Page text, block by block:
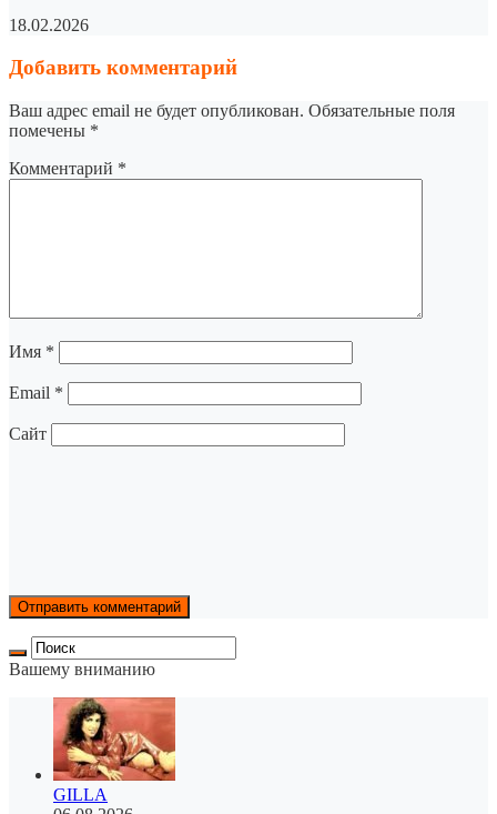
18.02.2026
Добавить комментарий
Ваш адрес email не будет опубликован. Обязательные поля
помечены *
Комментарий *
Имя *
Email *
Сайт
Вашему вниманию
GILLA